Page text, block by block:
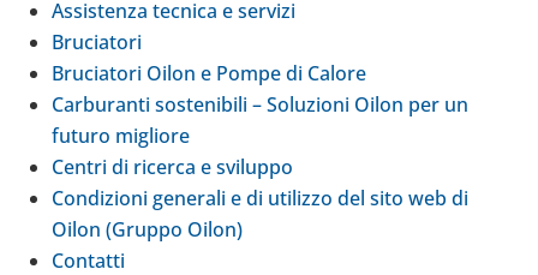
Assi­stenza tecnica e servizi
Bru­cia­tori
Bru­cia­tori Oilon e Pompe di Calore
Car­bu­ranti soste­ni­bili – Solu­zioni Oilon per un
futuro migliore
Centri di ricerca e svi­luppo
Con­di­zioni gene­rali e di uti­lizzo del sito web di
Oilon (Gruppo Oilon)
Con­tatti